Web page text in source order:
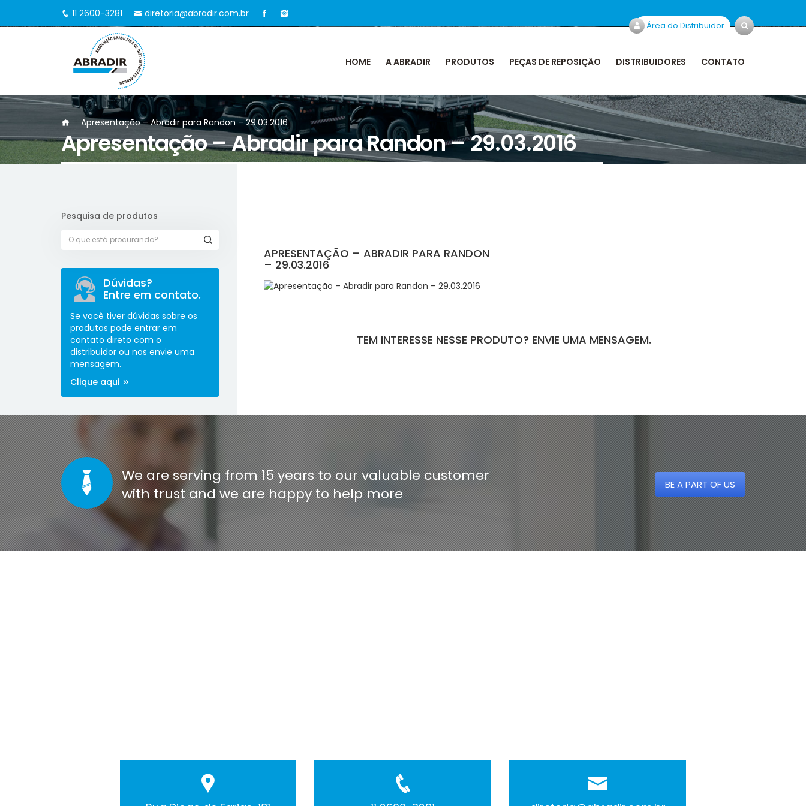
11 2600-3281 diretoria@abradir.com.br
Área do Distribuidor
HOME A ABRADIR PRODUTOS PEÇAS DE REPOSIÇÃO DISTRIBUIDORES CONTATO
Apresentação – Abradir para Randon – 29.03.2016
Apresentação – Abradir para Randon – 29.03.2016
APRESENTAÇÃO – ABRADIR PARA RANDON
– 29.03.2016
TEM INTERESSE NESSE PRODUTO? ENVIE UMA MENSAGEM.
Pesquisa de produtos
Dúvidas?
Entre em contato.
Se você tiver dúvidas sobre os
produtos pode entrar em
contato direto com o
distribuidor ou nos envie uma
mensagem.
Clique aqui
We are serving from 15 years to our valuable customer
with trust and we are happy to help more
BE A PART OF US